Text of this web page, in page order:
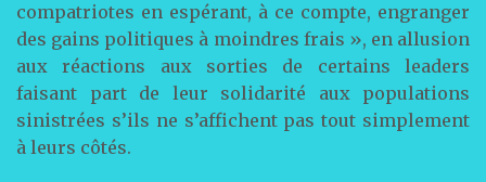
compatriotes en espérant, à ce compte, engranger
des gains politiques à moindres frais », en allusion
aux réactions aux sorties de certains leaders
faisant part de leur solidarité aux populations
sinistrées s’ils ne s’affichent pas tout simplement
à leurs côtés.